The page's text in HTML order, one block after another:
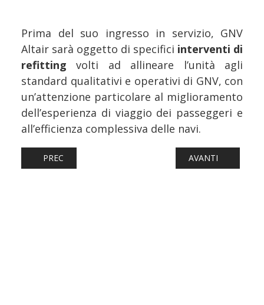
Prima del suo ingresso in servizio, GNV
Altair sarà oggetto di specifici interventi di
refittingvolti ad allineare l’unità agli
standard qualitativi e operativi di GNV, con
un’attenzione particolare al miglioramento
dell’esperienza di viaggio dei passeggeri e
all’efficienza complessiva delle navi.
ARTICOLO PRECEDENTE: CATANIA, LA BLUE ECONOMY
PREC ARTICOLO
AVANTI